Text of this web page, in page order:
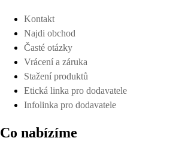
Kontakt
Najdi obchod
Časté otázky
Vrácení a záruka
Stažení produktů
Etická linka pro dodavatele
Infolinka pro dodavatele
Co nabízíme